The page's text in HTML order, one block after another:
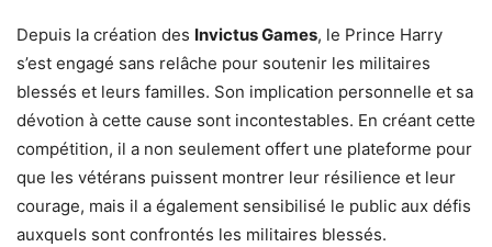
Depuis la création des Invictus Games, le Prince Harry
s’est engagé sans relâche pour soutenir les militaires
blessés et leurs familles. Son implication personnelle et sa
dévotion à cette cause sont incontestables. En créant cette
compétition, il a non seulement offert une plateforme pour
que les vétérans puissent montrer leur résilience et leur
courage, mais il a également sensibilisé le public aux défis
auxquels sont confrontés les militaires blessés.